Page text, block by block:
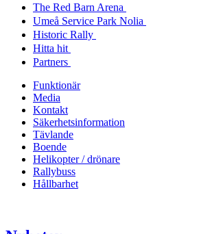
The Red Barn Arena
Umeå Service Park Nolia
Historic Rally
Hitta hit
Partners
Funktionär
Media
Kontakt
Säkerhetsinformation
Tävlande
Boende
Helikopter / drönare
Rallybuss
Hållbarhet